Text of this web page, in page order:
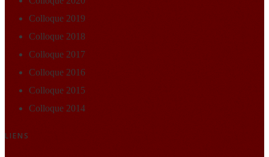
Colloque 2019
Colloque 2018
Colloque 2017
Colloque 2016
Colloque 2015
Colloque 2014
LIENS